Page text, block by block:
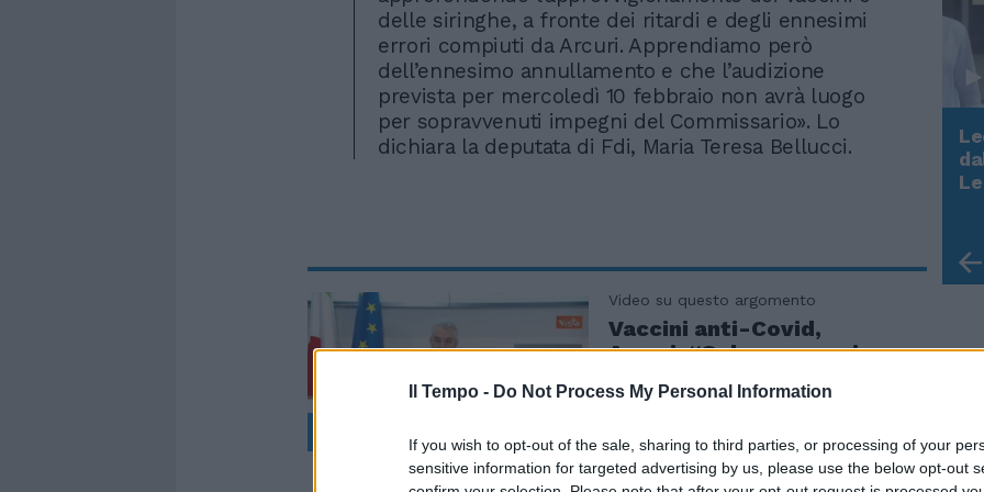
Il Tempo - Do Not Process My Personal Information
If you wish to opt-out of the sale, sharing to third parties, or processing of your
sensitive information for targeted advertising by us, please use the below opt-out
delle siringhe, a fronte dei ritardi e degli ennesimi
errori compiuti da Arcuri. Apprendiamo però
dell’ennesimo annullamento e che l’audizione
prevista per mercoledì 10 febbraio non avrà luogo
per sopravvenuti impegni del Commissario». Lo
dichiara la deputata di Fdi, Maria Teresa Bellucci.
Video su questo argomento
Vaccini anti-Covid,
Arcuri: “Solo con ampia
uscire da questa lunga